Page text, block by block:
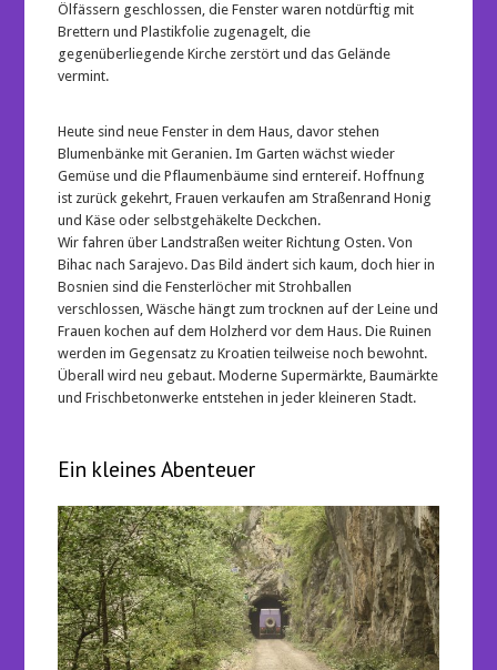
Ölfässern geschlossen, die Fenster waren notdürftig mit
Brettern und Plastikfolie zugenagelt, die
gegenüberliegende Kirche zerstört und das Gelände
vermint.
Heute sind neue Fenster in dem Haus, davor stehen
Blumenbänke mit Geranien. Im Garten wächst wieder
Gemüse und die Pflaumenbäume sind erntereif. Hoffnung
ist zurück gekehrt, Frauen verkaufen am Straßenrand Honig
und Käse oder selbstgehäkelte Deckchen.
Wir fahren über Landstraßen weiter Richtung Osten. Von
Bihac nach Sarajevo. Das Bild ändert sich kaum, doch hier in
Bosnien sind die Fensterlöcher mit Strohballen
verschlossen, Wäsche hängt zum trocknen auf der Leine und
Frauen kochen auf dem Holzherd vor dem Haus. Die Ruinen
werden im Gegensatz zu Kroatien teilweise noch bewohnt.
Überall wird neu gebaut. Moderne Supermärkte, Baumärkte
und Frischbetonwerke entstehen in jeder kleineren Stadt.
Ein kleines Abenteuer